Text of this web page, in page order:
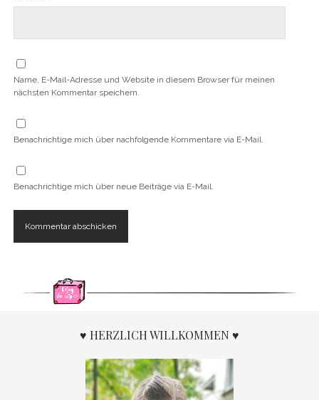
Name, E-Mail-Adresse und Website in diesem Browser für meinen
nächsten Kommentar speichern.
Benachrichtige mich über nachfolgende Kommentare via E-Mail.
Benachrichtige mich über neue Beiträge via E-Mail.
♥ HERZLICH WILLKOMMEN ♥